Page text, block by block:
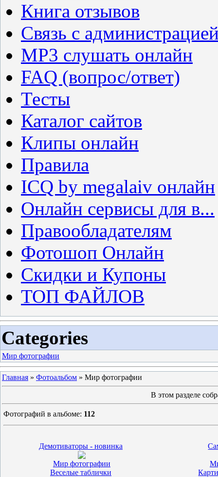
Книга отзывов
Связь с
MP3 слушать онлайн
FAQ (вопрос/ответ)
Тесты
Каталог сайтов
Клипы онлайн
Правила
ICQ by megalaiv онлайн
Онлайн сервисы для в...
Правообладателям
Фотошоп Онлайн
Скидки и Купоны
ТОП ФАЙЛОВ
Categories
Мир фотографии
Главная » Фотоальбом » Мир фотографии
В этом разделе
Фотографий в альбоме: 112
Демотиваторы - новинка
Мир фотографии
Веселые таблички